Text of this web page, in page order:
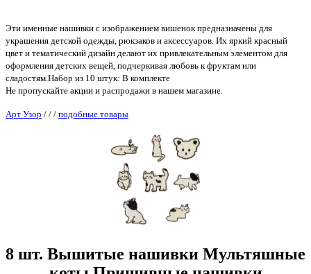
Эти именные нашивки с изображением вишенок предназначены для
украшения детской одежды, рюкзаков и аксессуаров. Их яркий красный
цвет и тематический дизайн делают их привлекательным элементом для
оформления детских вещей, подчеркивая любовь к фруктам или
сладостям.Набор из 10 штук: В комплекте
Не пропускайте акции и распродажи в нашем магазине.
Арт Узор / / / подобные товары
8 шт. Вышитые нашивки Мультяшные